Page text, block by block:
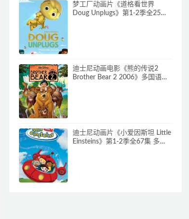
梦工厂动画片《道格看世界
Doug Unplugs》第1-2季全25集
迪士尼动画电影《熊的传说2
Brother Bear 2 2006》多国语言
迪士尼动画片《小爱因斯坦 Little
Einsteins》第1-2季全67集 多国